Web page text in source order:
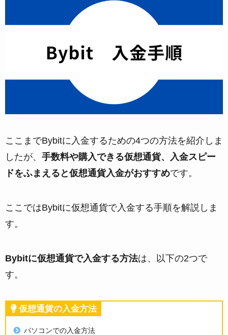
ここまでBybitに入金するための4つの方法を紹介しま
したが、 手数料や購入できる仮想通貨、入金スピー
ドをふまえると仮想通貨入金がおすすめです。
ここではBybitに仮想通貨で入金する手順を解説しま
す。
Bybitに仮想通貨で入金する方法は、以下の2つで
す。
仮想通貨の入金方法
パソコンでの入金方法